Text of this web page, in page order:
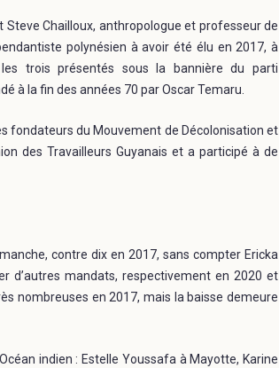
Steve Chailloux, anthropologue et professeur de
polynésien à avoir été élu en 2017, à
trois présentés sous la bannière du parti
à la fin des années 70 par Oscar Temaru.
fondateurs du Mouvement de Décolonisation et
des Travailleurs Guyanais et a participé à de
contre dix en 2017, sans compter Ericka
d’autres mandats, respectivement en 2020 et
nombreuses en 2017, mais la baisse demeure
indien : Estelle Youssafa à Mayotte, Karine